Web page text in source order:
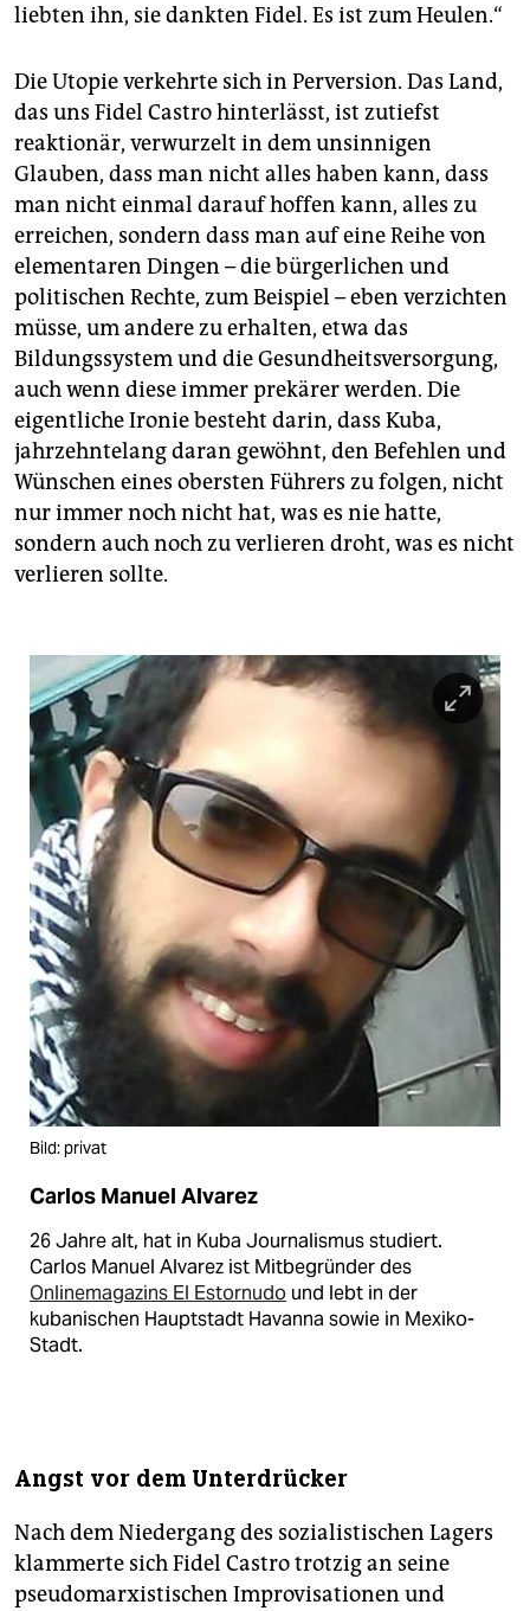
liebten ihn, sie dankten Fidel. Es ist zum Heulen.“
Die Utopie verkehrte sich in Perversion. Das Land,
das uns Fidel Castro hinterlässt, ist zutiefst
reaktionär, verwurzelt in dem unsinnigen
Glauben, dass man nicht alles haben kann, dass
man nicht einmal darauf hoffen kann, alles zu
erreichen, sondern dass man auf eine Reihe von
elementaren Dingen – die bürgerlichen und
politischen Rechte, zum Beispiel – eben verzichten
müsse, um andere zu erhalten, etwa das
Bildungssystem und die Gesundheitsversorgung,
auch wenn diese immer prekärer werden. Die
eigentliche Ironie besteht darin, dass Kuba,
jahrzehntelang daran gewöhnt, den Befehlen und
Wünschen eines obersten Führers zu folgen, nicht
nur immer noch nicht hat, was es nie hatte,
sondern auch noch zu verlieren droht, was es nicht
verlieren sollte.
Bild: privat
Carlos Manuel Alvarez
26 Jahre alt, hat in Kuba Journalismus studiert.
Carlos Manuel Alvarez ist Mitbegründer des
Onlinemagazins El Estornudo und lebt in der
kubanischen Hauptstadt Havanna sowie in Mexiko-
Stadt.
Angst vor dem Unterdrücker
Nach dem Niedergang des sozialistischen Lagers
klammerte sich Fidel Castro trotzig an seine
pseudomarxistischen Improvisationen und